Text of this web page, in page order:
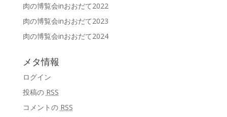
肉の博覧会inおおだて2022
肉の博覧会inおおだて2023
肉の博覧会inおおだて2024
メタ情報
ログイン
投稿の RSS
コメントの RSS